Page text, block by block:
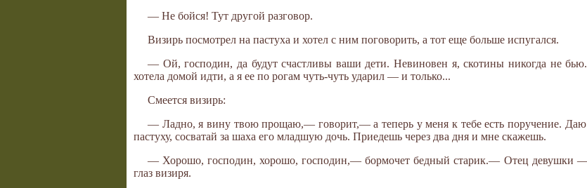
— Не бойся! Тут другой разговор.
Визирь посмотрел на пастуха и хотел с ним поговорить, а тот еще больше испугался.
— Ой, господин, да будут счастливы ваши дети. Невиновен я, скотины никогда не
хотела домой идти, а я ее по рогам чуть-чуть ударил — и только...
Смеется визирь:
— Ладно, я вину твою прощаю,— говорит,— а теперь у меня к тебе есть поручение. Даю
пастуху, сосватай за шаха его младшую дочь. Приедешь через два дня и мне скажешь.
— Хорошо, господин, хорошо, господин,— бормочет бедный старик.— Отец девушки —
глаз визиря.